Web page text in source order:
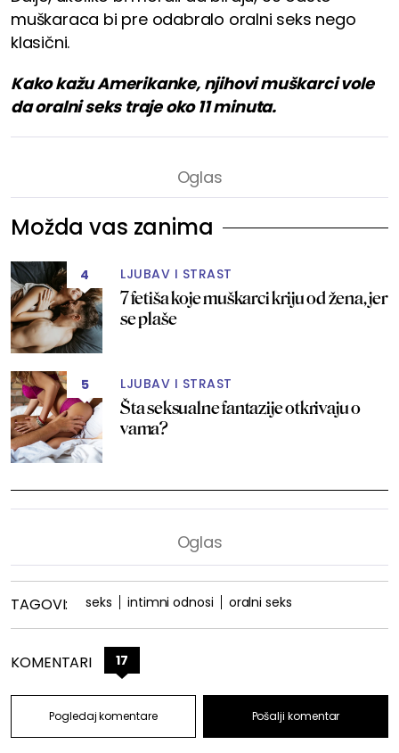
muškaraca bi pre odabralo oralni seks nego
klasični.
Kako kažu Amerikanke, njihovi muškarci vole
da oralni seks traje oko 11 minuta.
Možda vas zanima
4 LJUBAV I STRAST
7 fetiša koje muškarci kriju od žena, jer
se plaše
5 LJUBAV I STRAST
Šta seksualne fantazije otkrivaju o
vama?
TAGOVI: seks intimni odnosi oralni seks
KOMENTARI 17
Pogledaj komentare Pošalji komentar